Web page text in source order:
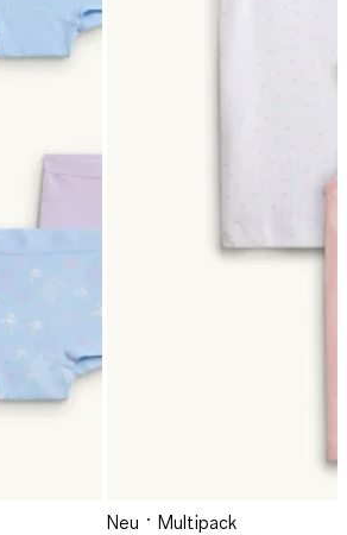
Neu
Multipack